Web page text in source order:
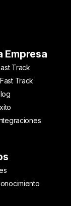
Empresa
Track
Track